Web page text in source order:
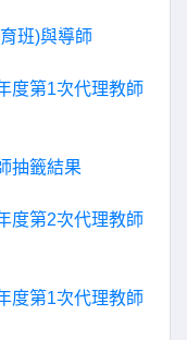
班)與導師
度第1次代理教師
抽籤結果
度第2次代理教師
度第1次代理教師